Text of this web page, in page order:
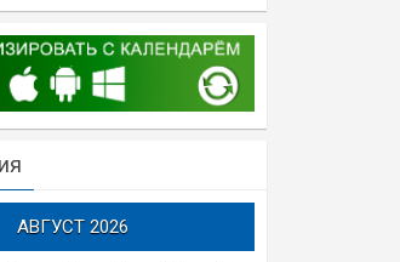
достаточно большой пакет
служба безопасности
проверит кредитную
АВГУСТ 2026